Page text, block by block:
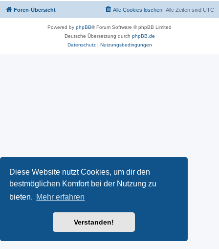
Diese Website nutzt Cookies, um dir den
bestmöglichen Komfort bei der Nutzung zu
bieten. Mehr erfahren
Verstanden!
Foren-Übersicht Alle Zeiten sind UTC
Alle Cookies löschen
Powered by phpBB® Forum Software © phpBB Limited
Deutsche Übersetzung durch phpBB.de
Datenschutz| Nutzungsbedingungen